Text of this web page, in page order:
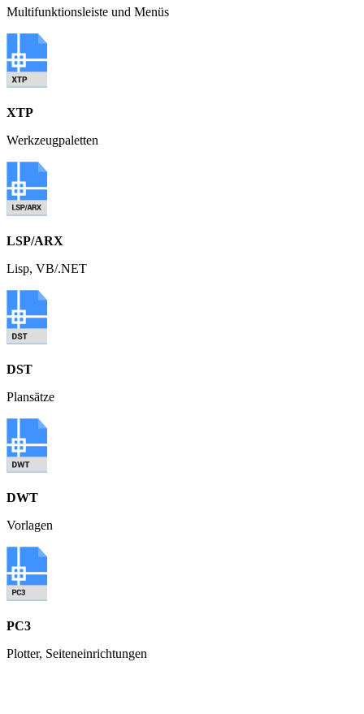
Multifunktionsleiste und Menüs
XTP
Werkzeugpaletten
LSP/ARX
Lisp, VB/.NET
DST
Plansätze
DWT
Vorlagen
PC3
Plotter, Seiteneinrichtungen